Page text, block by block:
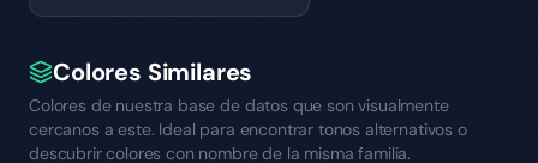
Colores Similares
Colores de nuestra base de datos que son visualmente
cercanos a este. Ideal para encontrar tonos alternativos o
descubrir colores con nombre de la misma familia.